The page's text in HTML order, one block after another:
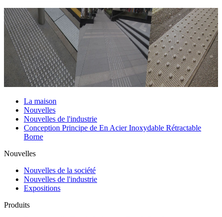
La maison
Nouvelles
Nouvelles de l'industrie
Conception Principe de En Acier Inoxydable Rétractable
Borne
Nouvelles
Nouvelles de la société
Nouvelles de l'industrie
Expositions
Produits